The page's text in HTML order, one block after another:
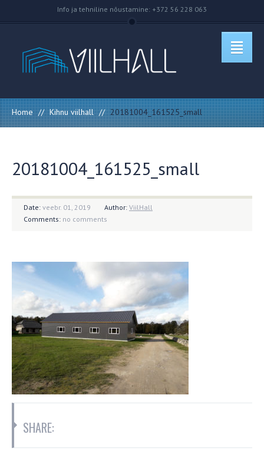
Info ja tehniline nõustamine: +372 56 228 063
Home // Kihnu viilhall // 20181004_161525_small
20181004_161525_small
Date: veebr. 01, 2019 Author: ViilHall
Comments: no comments
SHARE: